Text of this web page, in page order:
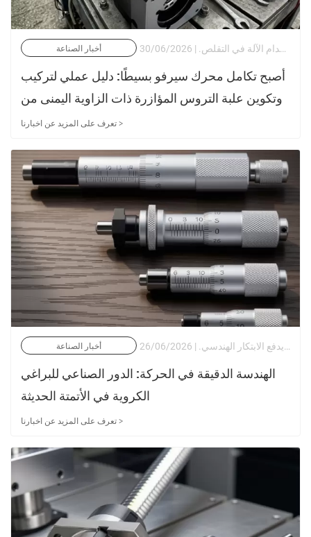
أخبار الصناعة في مشهد الأتمتة الحالي، يواجه مصممو الآلات مفارقة مستمرة: حيث يلزم زيادة كثافة عزم الدوران ودقة تحديد المواقع بأقل من دقيقة قوسية، في حين تستمر آثار أقدام الآلة في التقلص. | 30/06/2026
أصبح تكامل محرك سيرفو بسيطًا: دليل عملي لتركيب
وتكوين علبة التروس المؤازرة ذات الزاوية اليمنى من
Newgear
تعرف على المزيد عن اخبارنا >
أخبار الصناعة في مشهد التصنيع الصناعي الحديث، لم يعد تحديد المواقع عالي الدقة رفاهية، بل أصبح مطلبًا أساسيًا. بدءًا من مراحل المحاذاة البصرية وتصنيع أشباه الموصلات إلى معدات المختبرات المتخصصة، فإن الطلب على الدقة دون الميكرون يدفع الابتكار الهندسي. | 26/06/2026
الهندسة الدقيقة في الحركة: الدور الصناعي للبراغي
الكروية في الأتمتة الحديثة
تعرف على المزيد عن اخبارنا >